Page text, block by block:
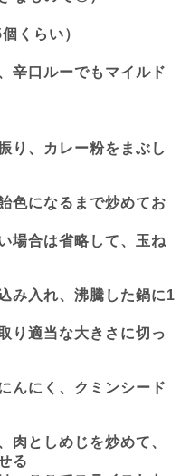
個くらい）
辛口ルーでもマイルド
り、カレー粉をまぶし
色になるまで炒めてお
場合は省略して、玉ね
み入れ、沸騰した鍋に1
り適当な大きさに切っ
んにく、クミンシード
肉としめじを炒めて、
る